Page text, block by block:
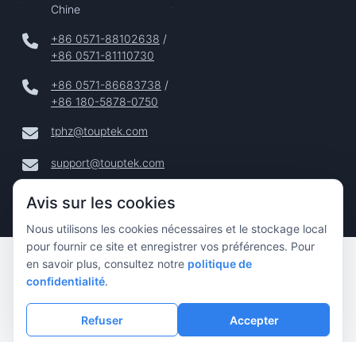
Chine
+86 0571-88102638 /
+86 0571-81110730
+86 0571-86683738 /
+86 180-5878-0750
tphz@touptek.com
support@touptek.com
Copyright © 2024–2026 Hangzhou ToupTek Photonics Co.,
Mentions Légales
Avis sur les cookies
Nous utilisons les cookies nécessaires et le stockage local
pour fournir ce site et enregistrer vos préférences. Pour
en savoir plus, consultez notre politique de
confidentialité.
Refuser Accepter